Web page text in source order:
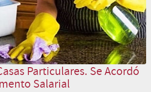
Particulares. Se Acordó
Salarial